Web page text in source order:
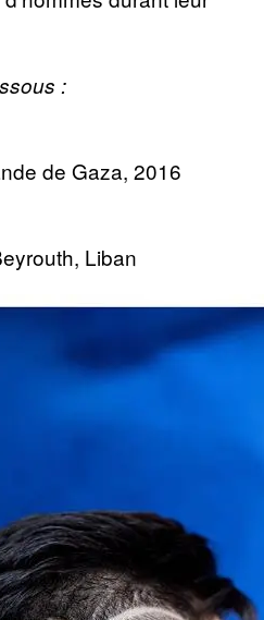
:
de Gaza, 2016
Liban